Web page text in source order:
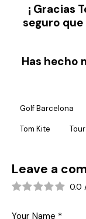
¡ Gracias
seguro
Has hecho
Golf Barcelona
Tom Kite
Leave a
0.0